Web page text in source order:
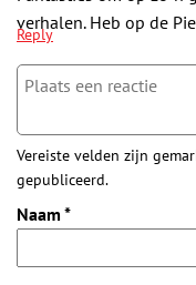
verhalen. Heb op de
Reply
Vereiste velden zijn
gepubliceerd.
Naam *